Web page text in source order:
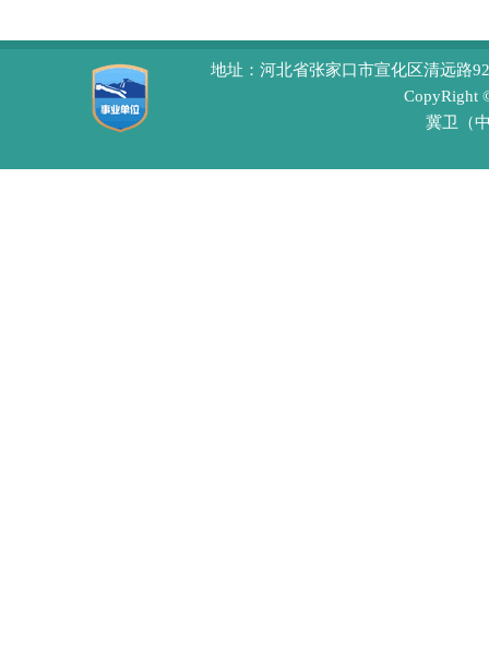
地址：河北省张家口市宣化区清远
CopyRight
冀卫（中